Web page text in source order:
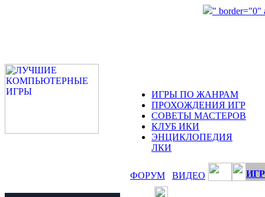
" border="0"
ИГРЫ ПО ЖАНРАМ
ПРОХОЖДЕНИЯ ИГР
СОВЕТЫ МАСТЕРОВ
КЛУБ ИКИ
ЭНЦИКЛОПЕДИЯ
ЛКИ
ФОРУМ ВИДЕО